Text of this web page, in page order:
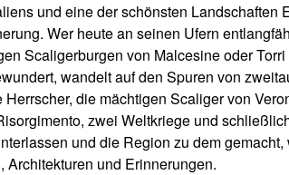
und eine der schönsten Landschaften
Wer heute an seinen Ufern
Scaligerburgen von Malcesine oder
wandelt auf den Spuren von
die mächtigen Scaliger von
zwei Weltkriege und
und die Region zu dem
und Erinnerungen.